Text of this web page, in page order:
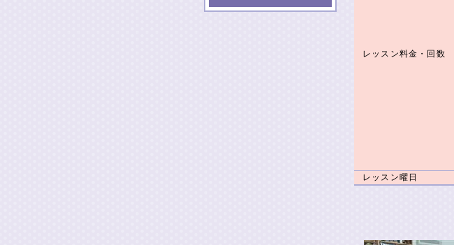
レッスン料金・回数
レッスン曜日